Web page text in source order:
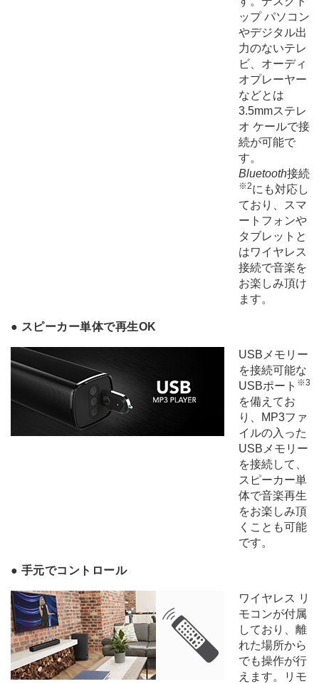
ップ パソコン
やデジタル出
力のないテレ
ビ、オーディ
オプレーヤー
などとは
3.5mmステレ
オ ケールで接
続が可能で
す。
Bluetooth接続
※2にも対応し
ており、スマ
ートフォンや
タブレットと
はワイヤレス
接続で音楽を
お楽しみ頂け
ます。
● スピーカー単体で再生OK
USBメモリー
を接続可能な
USBポート ※3
を備えてお
り、MP3ファ
イルの入った
USBメモリー
を接続して、
スピーカー単
体で音楽再生
をお楽しみ頂
くことも可能
です。
● 手元でコントロール
ワイヤレス リ
モコンが付属
しており、離
れた場所から
でも操作が行
えます。リモ